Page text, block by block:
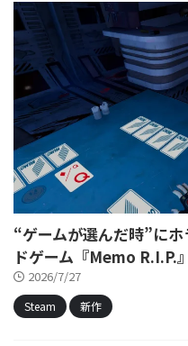
“ゲームが選んだ時”に
ドゲーム『Memo R.I.P.
2026/7/27
Steam 新作